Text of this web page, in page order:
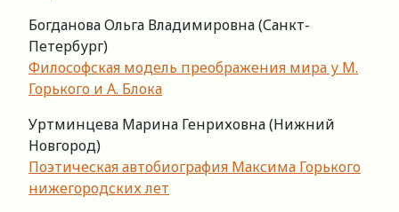
Богданова Ольга Владимировна (Санкт-
Петербург)
Философская модель преображения мира у М.
Горького и А. Блока
Уртминцева Марина Генриховна (Нижний
Новгород)
Поэтическая автобиография Максима Горького
нижегородских лет